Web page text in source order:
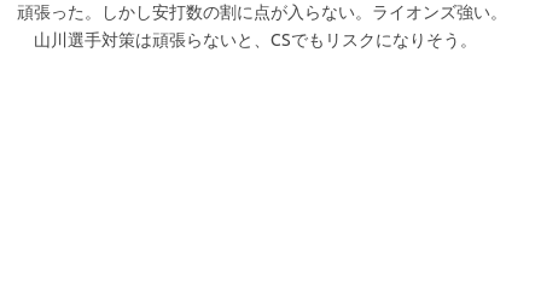
頑張った。しかし安打数の割に点が入らない。ライオンズ強い。
山川選手対策は頑張らないと、CSでもリスクになりそう。